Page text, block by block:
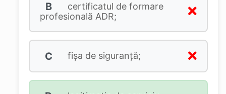
B
certificatul de formare
profesională ADR;
C fişa de siguranţă;